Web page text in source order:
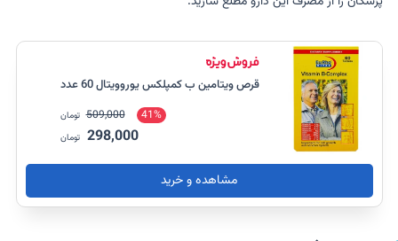
قرص ویتامین ب کمپلکس یوروویتال 60 عدد
41%
509,000 تومان
298,000 تومان
مشاهده و خرید